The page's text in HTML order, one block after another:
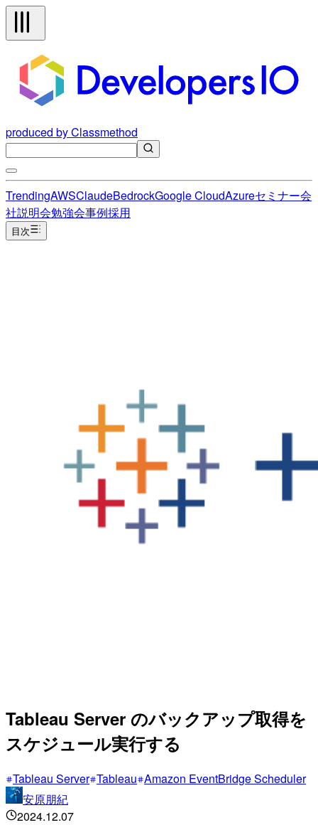
produced by Classmethod
TrendingAWSClaudeBedrockGoogle CloudAzureセミナー会
社説明会勉強会事例採用
目次
Tableau Server のバックアップ取得を
スケジュール実行する
Tableau Server Tableau Amazon EventBridge Scheduler
安原朋紀
2024.12.07